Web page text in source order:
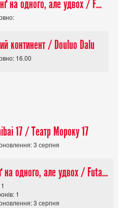
Кемпінґ на одного, але удвох / Futari Solo Camp
континент / Douluo Dalu
16.00
17 / Театр Мороку 17
3 серпня
Кемпінґ на одного, але удвох / Futari Solo Camp
1
3 серпня